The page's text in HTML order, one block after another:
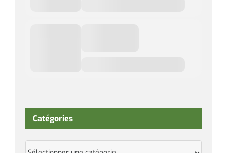
Catégories
Catégories